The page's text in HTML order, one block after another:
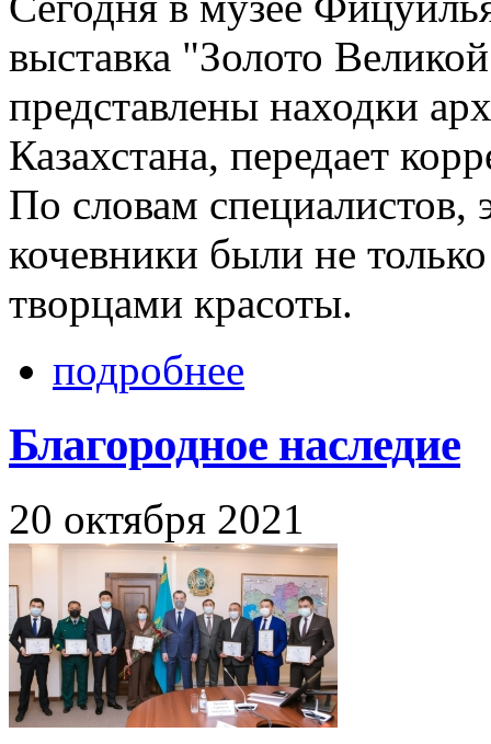
выставка "Золото
представлены находки
Казахстана, передает
По словам специалистов,
кочевники были не
творцами красоты.
подробнее
Благородное наследие
20 октября 2021